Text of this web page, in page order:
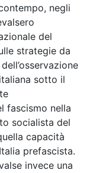
negli
del
strategie da
sotto il
fascismo nella
socialista del
capacità
prefascista.
invece una